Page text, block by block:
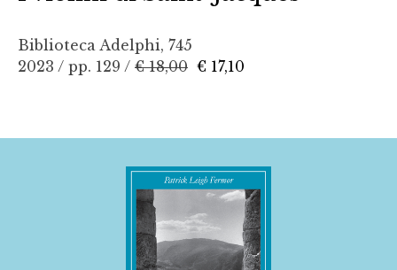
Biblioteca Adelphi, 745
2023 / pp. 129 / € 18,00 € 17,10